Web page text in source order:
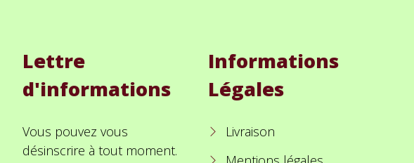
Lettre
d'informations
Vous pouvez vous
désinscrire à tout moment.
Informations
Légales
Livraison